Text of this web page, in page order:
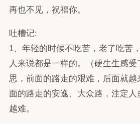
再也不见，祝福你。
吐槽记:
1、年轻的时候不吃苦，老了吃苦
人来说都是一样的。（硬生生感
思，前面的路走的艰难，后面就
面的路走的安逸、大众路，注定
越难。